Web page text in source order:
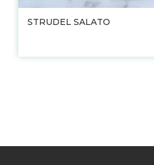
STRUDEL SALATO